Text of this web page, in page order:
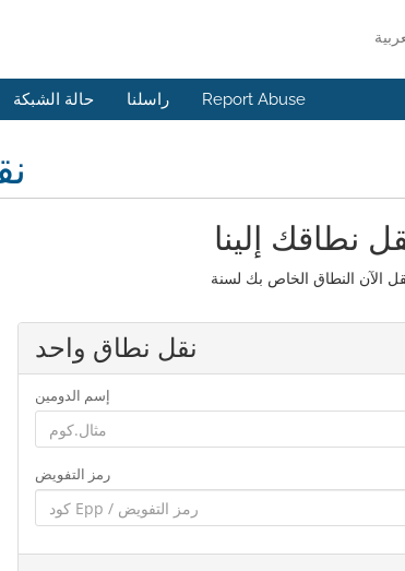
حالة الشبكة راسلنا Report Abuse
نطاقك إلينا
نقل نطاق واحد
إسم الدومين
رمز التفويض